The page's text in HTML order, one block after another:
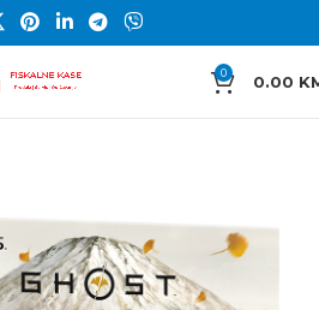
0 0.00